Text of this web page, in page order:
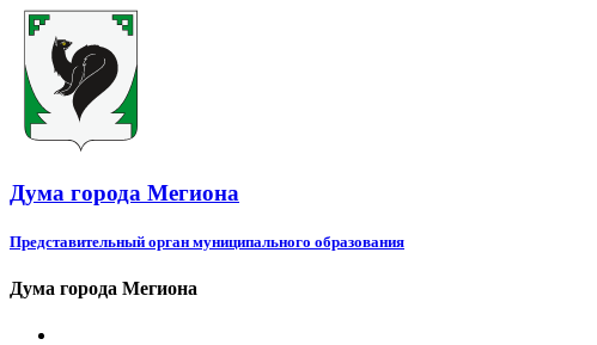
Дума города Мегиона
Представительный орган муниципального образования
Дума города Мегиона